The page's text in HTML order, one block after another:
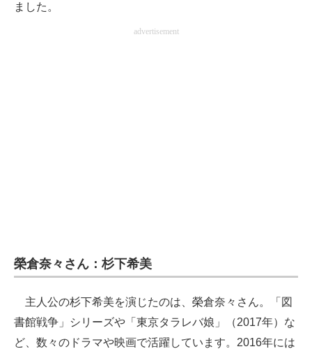
ました。
advertisement
榮倉奈々さん：杉下希美
主人公の杉下希美を演じたのは、榮倉奈々さん。「図
書館戦争」シリーズや「東京タラレバ娘」（2017年）な
ど、数々のドラマや映画で活躍しています。2016年には